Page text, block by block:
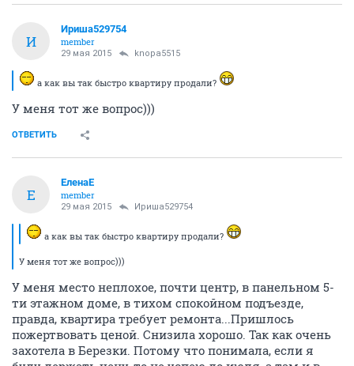
И
Ириша529754
member
29 мая 2015 knopa5515
а как вы так быстро квартиру продали?
У меня тот же вопрос)))
ОТВЕТИТЬ
Е
ЕленаЕ
member
29 мая 2015 Ириша529754
а как вы так быстро квартиру продали?
У меня тот же вопрос)))
У меня место неплохое, почти центр, в панельном 5-
ти этажном доме, в тихом спокойном подъезде,
правда, квартира требует ремонта...Пришлось
пожертвовать ценой. Снизила хорошо. Так как очень
захотела в Березки. Потому что понимала, если я